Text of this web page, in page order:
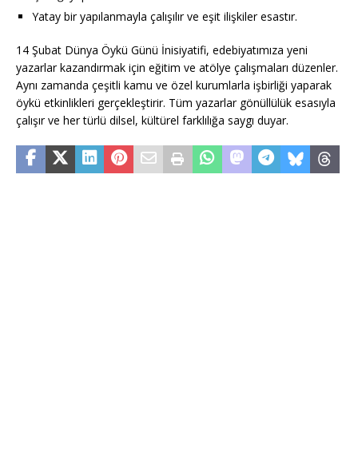
Yatay bir yapılanmayla çalışılır ve eşit ilişkiler esastır.
14 Şubat Dünya Öykü Günü İnisiyatifi, edebiyatımıza yeni
yazarlar kazandırmak için eğitim ve atölye çalışmaları düzenler.
Aynı zamanda çeşitli kamu ve özel kurumlarla işbirliği yaparak
öykü etkinlikleri gerçekleştirir. Tüm yazarlar gönüllülük esasıyla
çalışır ve her türlü dilsel, kültürel farklılığa saygı duyar.